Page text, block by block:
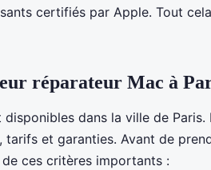
certifiés par Apple. Tout
réparateur Mac à
dans la ville de
tarifs et garanties. Avant de
ces critères importants :